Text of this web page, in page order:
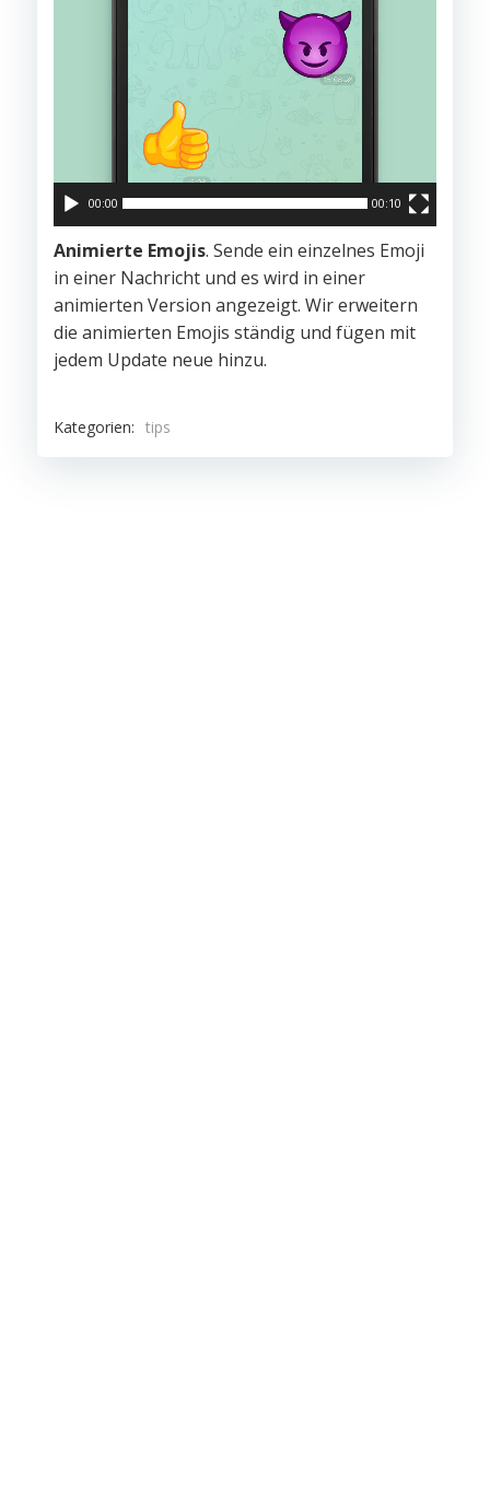
00:00 00:10
Animierte Emojis. Sende ein einzelnes Emoji
in einer Nachricht und es wird in einer
animierten Version angezeigt. Wir erweitern
die animierten Emojis ständig und fügen mit
jedem Update neue hinzu.
Kategorien: tips